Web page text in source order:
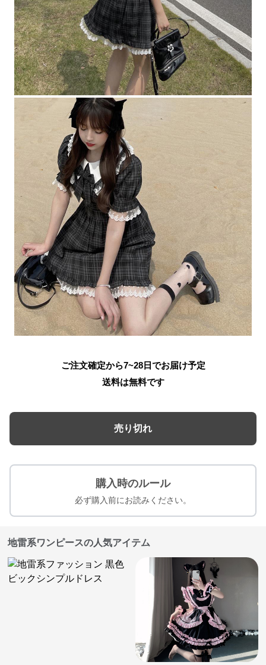
ご注文確定から7~28日でお届け予定
送料は無料です
売り切れ
購入時のルール
必ず購入前にお読みください。
地雷系ワンピースの人気アイテム